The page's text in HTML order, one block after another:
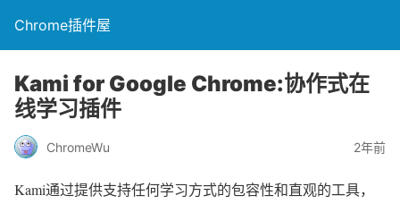
Chrome插件屋
Kami for Google Chrome:协作式在
线学习插件
ChromeWu 2年前
Kami通过提供支持任何学习方式的包容性和直观的工具，